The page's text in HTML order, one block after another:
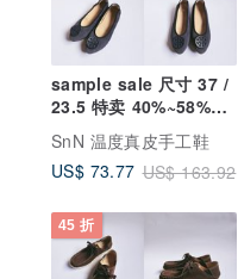
sample sale 尺寸 37 /
23.5 特卖 40%~58%
OFF
SnN 温度真皮手工鞋
US$ 73.77 US$ 163.92
45 折